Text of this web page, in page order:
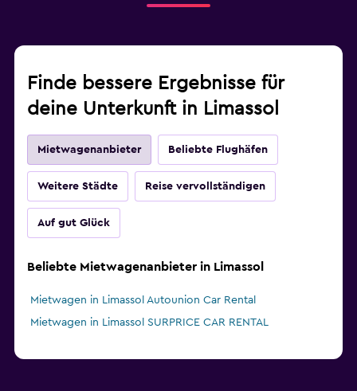
Finde bessere Ergebnisse für
deine Unterkunft in Limassol
Mietwagenanbieter Beliebte Flughäfen
Weitere Städte Reise vervollständigen
Auf gut Glück
Beliebte Mietwagenanbieter in Limassol
Mietwagen in Limassol Autounion Car Rental
Mietwagen in Limassol SURPRICE CAR RENTAL